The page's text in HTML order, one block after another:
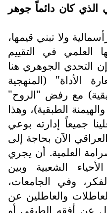
الذي كان دائماً جوهر
ولا تبني قيمها،
العلمي في التقييم
التحدي الجوهري هنا
الأداة" (المنهجية
مع رفض "الروح"
الطبقية)، وهذا
جميعاً إدارته بوعي
الآن بحاجة إلى
العلمية. أن يجري
الشعبية وبين
وفي الجامعات،
والعاطلين عن
عن أفقه الطبقي أو